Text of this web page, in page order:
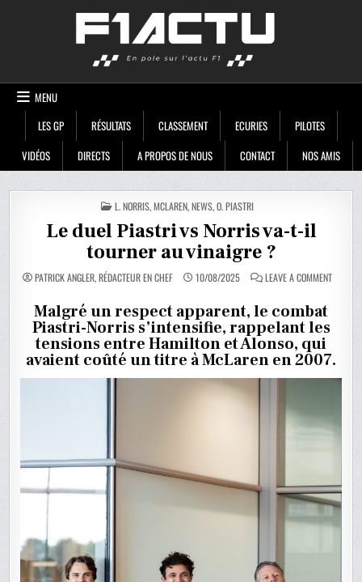
MENU
LES GP
RÉSULTATS CLASSEMENT ECURIES
PILOTES
VIDÉOS
DIRECTS A PROPOS DE NOUS CONTACT NOS AMIS
POSTED
IN
L. NORRIS,MCLAREN,NEWS,O. PIASTRI
Le duel Piastri vs Norris va-t-il
tourner au vinaigre ?
PATRICK ANGLER, RÉDACTEUR EN CHEF 10/08/2025 LEAVE A COMMENTON
LE
IL
Malgré un respect apparent, le combat
Piastri-Norris s’intensifie, rappelant les
tensions entre Hamilton et Alonso, qui
avaient coûté un titre à McLaren en 2007.